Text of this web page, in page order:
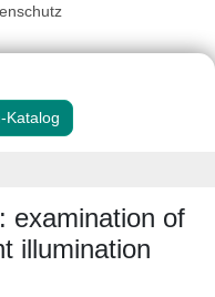
Katalog
examination of
illumination